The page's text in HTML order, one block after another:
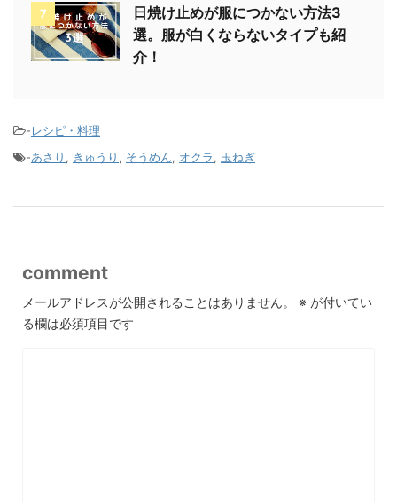
7
日焼け止めが服につかない方法3
選。服が白くならないタイプも紹
介！
-レシピ・料理
-あさり , きゅうり , そうめん, オクラ, 玉ねぎ
comment
メールアドレスが公開されることはありません。 ※ が付いてい
る欄は必須項目です